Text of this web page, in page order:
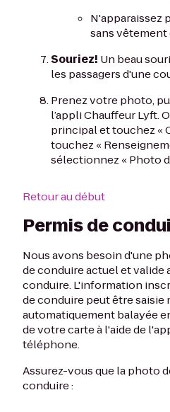
N'apparaissez
sans
Souriez! Un beau
les passagers d'une
Prenez votre photo,
l’appli Chauffeur Lyft.
principal et touchez «
touchez «
sélectionnez « Photo
Retour au début
Permis de
Nous avons besoin d'une
de conduire actuel et valide
conduire. L'information
de conduire peut être
automatiquement balayée
de votre carte à l'aide de
téléphone.
Assurez-vous que la photo
conduire :